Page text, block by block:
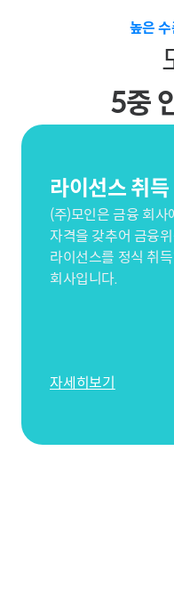
높은
5중
라이선스 취득
(주)모인은 금융 회
자격을 갖추어 금융
라이선스를 정식 취
회사입니다.
자세히보기